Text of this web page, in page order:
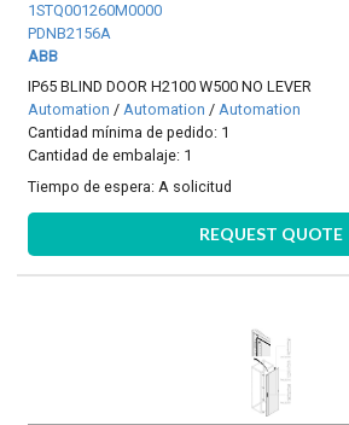
1STQ001260M0000
PDNB2156A
ABB
IP65 BLIND DOOR H2100 W500 NO LEVER
Automation /Automation /Automation
Cantidad mínima de pedido: 1
Cantidad de embalaje: 1
Tiempo de espera: A solicitud
REQUEST QUOTE